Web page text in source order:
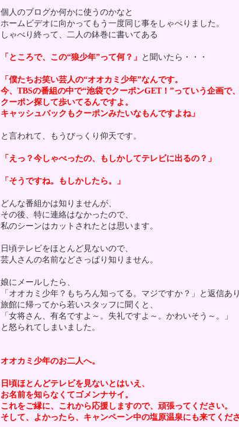
個人のブログか何かに使うのかなと
ホームビデオに向かってもう一度同じ事をしゃべりました。
しゃべり終って、二人の鉢巻に書いてある
「ところで、この“狼少年”って何？」 と聞いたら・・・
「僕たちお笑い芸人の“オオカミ少年”なんです。
今、TBSの番組の中で“池袋でクーポンGET！”っていう企画で
クーポン探して歩いてるんですよ。
キャッシュバックもクーポンみたいなもんですよね」
と言われて、もうびっくり仰天です。
「えっ？今しゃべったの、もしかしてテレビに出るの？」
「そうですね。もしかしたら。」
どんな番組かは知りませんが、
その後、特に連絡はなかったので、
私のシーンはカットされたとは思います。
日頃テレビをほとんど見ないので、
芸人さんの名前などさっぱり知りません。
娘にメールしたら、
「オオカミ少年？もちろん知ってる。マジですか？」と返信あ
旅館に帰ってから若いスタッフに聞くと、
「女将さん、有名ですよ～。失礼ですよ～。かわいそう～。」
と怒られてしまいました。
オオカミ少年のお二人へ。
日頃ほとんどテレビを見ないとはいえ、
お名前を知らなくてゴメンナサイ。
これをご縁に、これから応援しますので、頑張ってください。
そして、よかったら、キャンペーン中の塩原温泉にも来てくだ